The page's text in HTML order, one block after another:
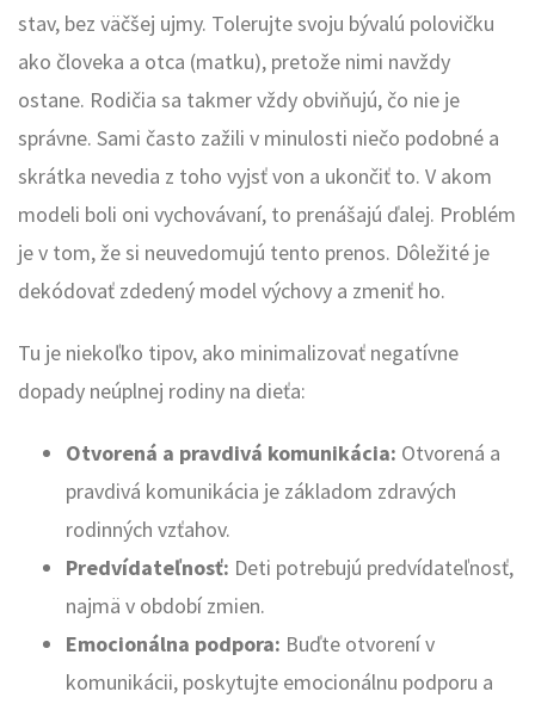
stav, bez väčšej ujmy. Tolerujte svoju bývalú polovičku
ako človeka a otca (matku), pretože nimi navždy
ostane. Rodičia sa takmer vždy obviňujú, čo nie je
správne. Sami často zažili v minulosti niečo podobné a
skrátka nevedia z toho vyjsť von a ukončiť to. V akom
modeli boli oni vychovávaní, to prenášajú ďalej. Problém
je v tom, že si neuvedomujú tento prenos. Dôležité je
dekódovať zdedený model výchovy a zmeniť ho.
Tu je niekoľko tipov, ako minimalizovať negatívne
dopady neúplnej rodiny na dieťa:
Otvorená a pravdivá komunikácia: Otvorená a
pravdivá komunikácia je základom zdravých
rodinných vzťahov.
Predvídateľnosť: Deti potrebujú predvídateľnosť,
najmä v období zmien.
Emocionálna podpora: Buďte otvorení v
komunikácii, poskytujte emocionálnu podporu a